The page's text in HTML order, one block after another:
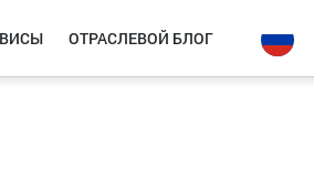
ОТРАСЛЕВОЙ БЛОГ